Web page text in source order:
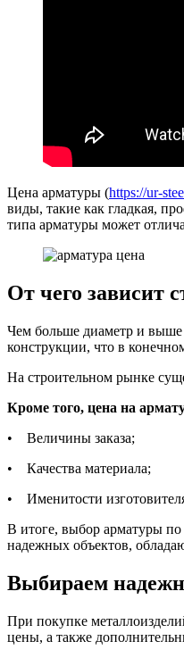
Цена арматуры (https://ur-
виды, такие как гладкая,
типа арматуры может
От чего зависит
Чем больше диаметр и выше
конструкции, что в
На строительном рынке
Кроме того, цена на
• Величины заказа;
• Качества материала;
• Именитости
В итоге, выбор арматуры по
надежных объектов,
Выбираем
При покупке
цены, а также